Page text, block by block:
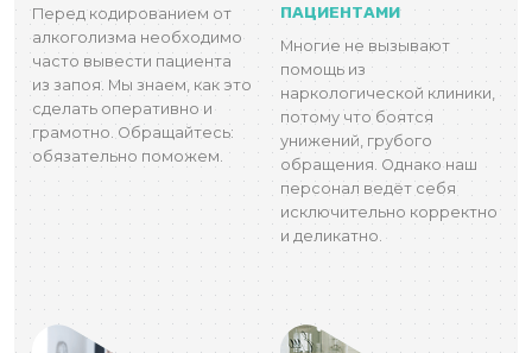
Перед кодированием от
алкоголизма необходимо
часто вывести пациента
из запоя. Мы знаем, как это
сделать оперативно и
грамотно. Обращайтесь:
обязательно поможем.
ПАЦИЕНТАМИ
Многие не вызывают
помощь из
наркологической клиники,
потому что боятся
унижений, грубого
обращения. Однако наш
персонал ведёт себя
исключительно корректно
и деликатно.